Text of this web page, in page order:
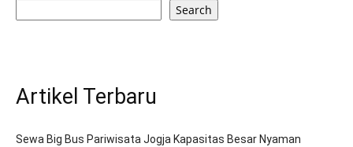
Search
Artikel Terbaru
Sewa Big Bus Pariwisata Jogja Kapasitas Besar Nyaman